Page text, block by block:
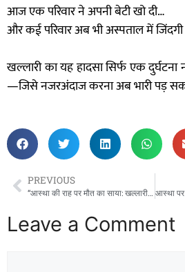
आज एक परिवार ने अपनी बेटी खो दी…
और कई परिवार अब भी अस्पताल में
खल्लारी का यह हादसा सिर्फ एक
—जिसे नजरअंदाज करना अब भारी पड़
PREVIOUS
“आस्था की राह पर मौत का साया: खल्लारी मंदिर रोपवे हादसे में एक श्रद्धालु की मौत, पांच गंभीर घायल!”
Leave a Comment